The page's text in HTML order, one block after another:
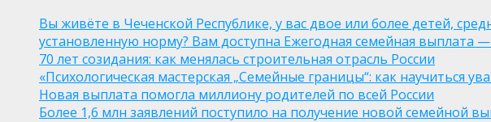
Вы живёте в Чеченской Республике, у вас двое или более детей,
установленную норму? Вам доступна Ежегодная семейная выплата
70 лет созидания: как менялась строительная отрасль России
«Психологическая мастерская „Семейные границы“: как научиться
Новая выплата помогла миллиону родителей по всей России
Более 1,6 млн заявлений поступило на получение новой семейной